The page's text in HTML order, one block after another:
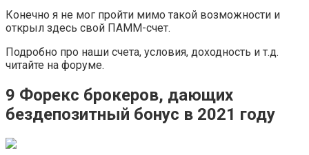
Конечно я не мог пройти мимо такой возможности и
открыл здесь свой ПАММ-счет.
Подробно про наши счета, условия, доходность и т.д.
читайте на форуме.
9 Форекс брокеров, дающих
бездепозитный бонус в 2021 году